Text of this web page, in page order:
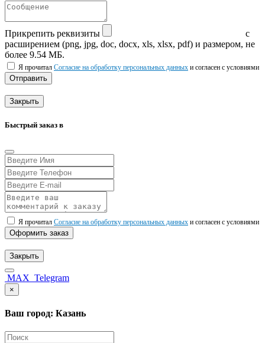
Прикрепить реквизиты
с
расширением (png, jpg, doc, docx, xls, xlsx, pdf) и размером, не
более 9.54 МБ.
Я прочитал Согласие на обработку персональных данных и согласен с условиями
Отправить
Закрыть
Быстрый заказ в
Я прочитал Согласие на обработку персональных данных и согласен с условиями
Оформить заказ
Закрыть
MAX Telegram
×
Ваш город: Казань